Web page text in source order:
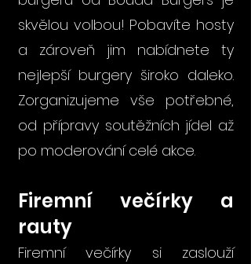
skvělou volbou! Pobavíte hosty
a zároveň jim nabídnete ty
nejlepší burgery široko daleko.
Zorganizujeme vše potřebné,
od přípravy soutěžních jídel až
po moderování celé akce.
Firemní večírky a
rauty
Firemní večírky si zaslouží